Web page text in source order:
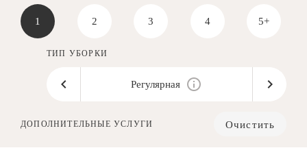
1 2 3 4 5+
ТИП УБОРКИ
Регулярная
ДОПОЛНИТЕЛЬНЫЕ УСЛУГИ Очистить